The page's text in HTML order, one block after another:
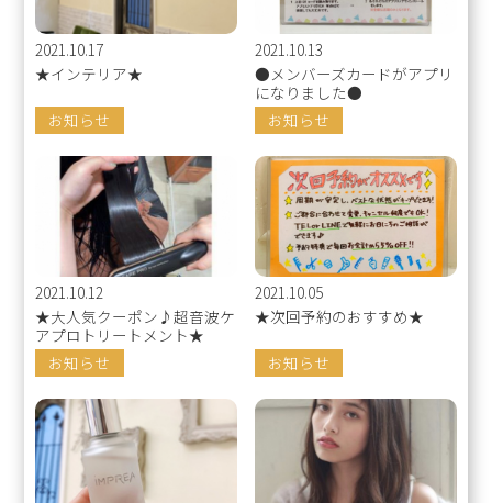
2021.10.17
★インテリア★
お知らせ
2021.10.13
●メンバーズカードがアプリ
になりました●
お知らせ
2021.10.12
★大人気クーポン♪超音波ケ
アプロトリートメント★
お知らせ
2021.10.05
★次回予約のおすすめ★
お知らせ